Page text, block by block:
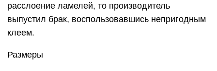
расслоение ламелей, то производитель
выпустил брак, воспользовавшись непригодным
клеем.
Размеры